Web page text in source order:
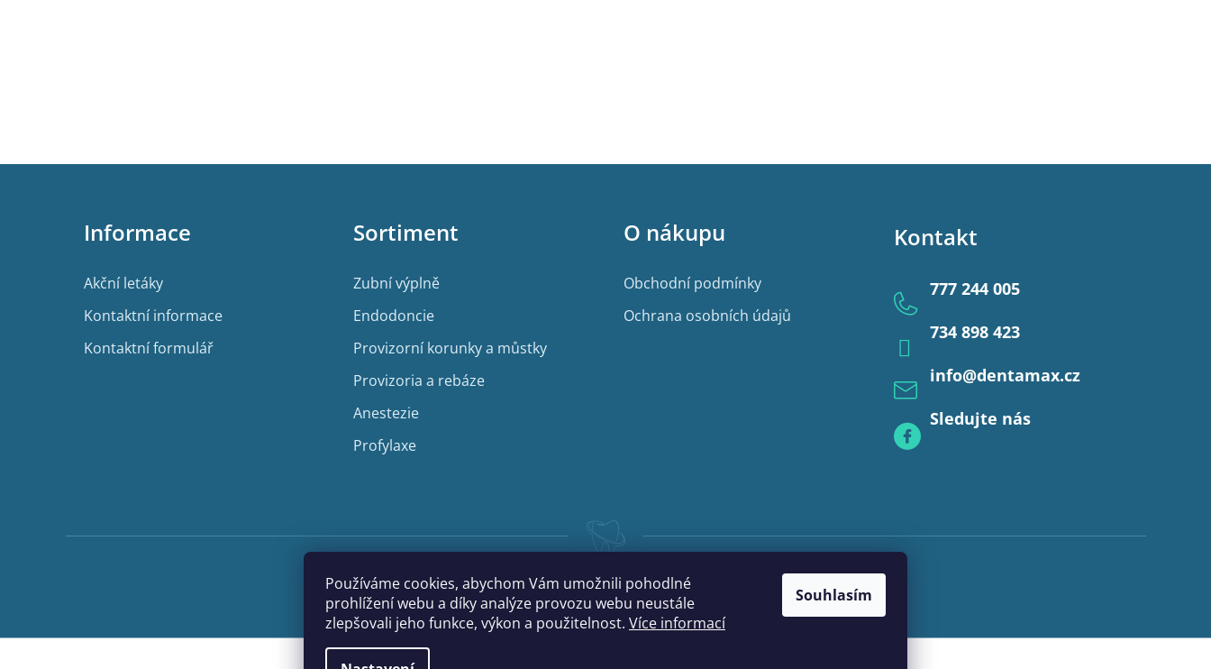
Používáme cookies, abychom Vám umožnili pohodlné
prohlížení webu a díky analýze provozu webu neustále
zlepšovali jeho funkce, výkon a použitelnost. Více informací
Souhlasím
Z
Informace
Akční letáky
Kontaktní informace
Kontaktní formulář
Sortiment
Zubní výplně
Endodoncie
Provizorní korunky a můstky
Provizoria a rebáze
Anestezie
Profylaxe
O nákupu
Obchodní podmínky
Ochrana osobních údajů
Kontakt
info@dentamax.cz
777 244 005
734 898 423
Sledujte nás